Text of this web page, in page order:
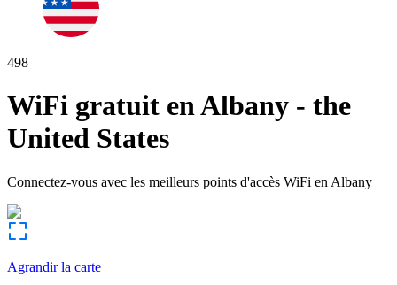
498
WiFi gratuit enAlbany - the
United States
Connectez-vous avec les meilleurs points d'accès WiFi en Albany
Agrandir la carte